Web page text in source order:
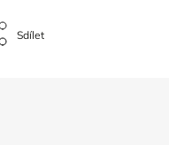
Sdílet